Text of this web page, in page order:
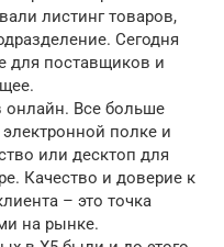
листинг товаров,
Сегодня
для поставщиков и
онлайн. Все больше
полке и
или десктоп для
Качество и доверие к
– это точка
на рынке.